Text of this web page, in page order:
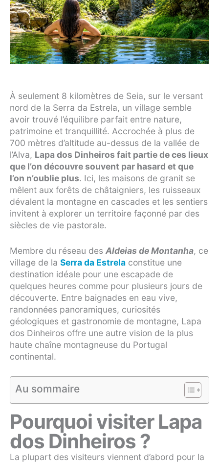
À seulement 8 kilomètres de Seia, sur le versant
nord de la Serra da Estrela, un village semble
avoir trouvé l’équilibre parfait entre nature,
patrimoine et tranquillité. Accrochée à plus de
700 mètres d’altitude au-dessus de la vallée de
l’Alva, Lapa dos Dinheiros fait partie de ces lieux
que l’on découvre souvent par hasard et que
l’on n’oublie plus. Ici, les maisons de granit se
mêlent aux forêts de châtaigniers, les ruisseaux
dévalent la montagne en cascades et les sentiers
invitent à explorer un territoire façonné par des
siècles de vie pastorale.
Membre du réseau des Aldeias de Montanha, ce
village de la Serra da Estrela constitue une
destination idéale pour une escapade de
quelques heures comme pour plusieurs jours de
découverte. Entre baignades en eau vive,
randonnées panoramiques, curiosités
géologiques et gastronomie de montagne, Lapa
dos Dinheiros offre une autre vision de la plus
haute chaîne montagneuse du Portugal
continental.
Au sommaire
Pourquoi visiter Lapa
dos Dinheiros ?
La plupart des visiteurs viennent d’abord pour la